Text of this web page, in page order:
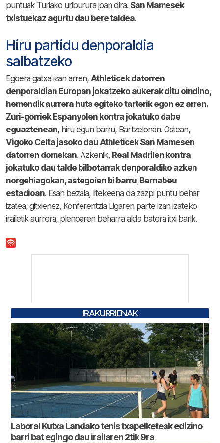
puntuak Turiako uriburura joan dira. San Mamesek
txistuekaz agurtu dau bere taldea.
Hiru partidu denporaldia
salbatzeko
Egoera gatxa izan arren, Athleticek datorren
denporaldian Europan jokatzeko aukerak ditu oindino,
hemendik aurrera huts egiteko tarterik egon ez arren.
Zuri-gorriek Espanyolen kontra jokatuko dabe
eguaztenean, hiru egun barru, Bartzelonan. Ostean,
Vigoko Celta jasoko dau Athleticek San Mamesen
datorren domekan. Azkenik, Real Madrilen kontra
jokatuko dau talde bilbotarrak denporaldiko azken
norgehiagokan, astegoien bi barru, Bernabeu
estadioan. Esan bezala, litekeena da zazpi puntu behar
izatea, gitxienez, Konferentzia Ligaren parte izan izateko
irailetik aurrera, plenoaren beharra alde batera itxi barik.
IRAKURRIENAK
Laboral Kutxa Landako tenis txapelketeak edizino
barri bat egingo dau irailaren 2tik 9ra